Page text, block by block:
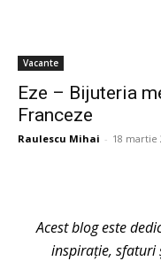
Vacante
Eze – Bijuteria
Franceze
Raulescu Mihai - 18 martie
Acest blog este
inspirație, sfaturi